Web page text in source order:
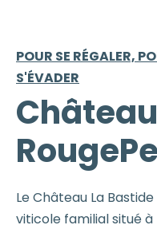
POUR SE RÉGALER,
S'ÉVADER
Le Château La
viticole familial situé